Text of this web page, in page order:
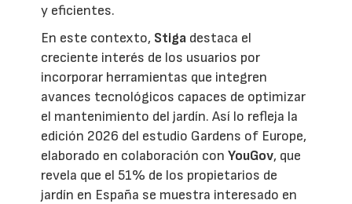
y eficientes.
En este contexto, Stiga destaca el
creciente interés de los usuarios por
incorporar herramientas que integren
avances tecnológicos capaces de optimizar
el mantenimiento del jardín. Así lo refleja la
edición 2026 del estudio Gardens of Europe,
elaborado en colaboración conYouGov, que
revela que el 51% de los propietarios de
jardín en España se muestra interesado en